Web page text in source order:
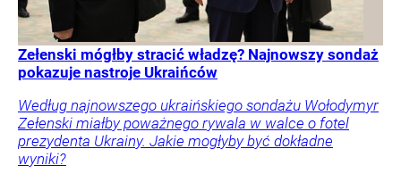
Zełenski mógłby stracić władzę? Najnowszy sondaż
pokazuje nastroje Ukraińców
Według najnowszego ukraińskiego sondażu Wołodymyr
Zełenski miałby poważnego rywala w walce o fotel
prezydenta Ukrainy. Jakie mogłyby być dokładne
wyniki?